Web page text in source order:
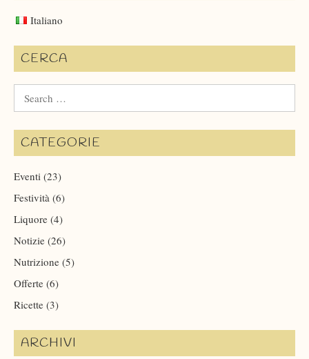
Italiano
CERCA
for:
CATEGORIE
Eventi (23)
Festività (6)
Liquore (4)
Notizie (26)
Nutrizione (5)
Offerte (6)
Ricette (3)
ARCHIVI